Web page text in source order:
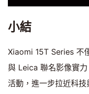
小結
Xiaomi 15T Series 不
與 Leica 聯名影像實
活動，進一步拉近科